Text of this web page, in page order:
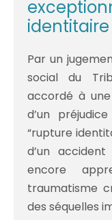
de
la
identitaire
Par un
social du
accordé à une
d’un
“rupture
d’un
encore
traumatisme
des séquelles